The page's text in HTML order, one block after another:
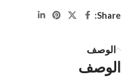
Share:
الوصف
الوصف